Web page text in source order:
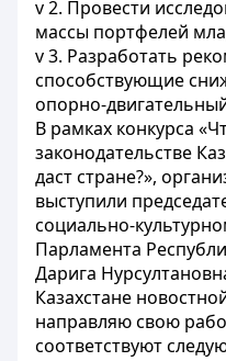
v 2. Провести
массы портфелей
v 3. Разработать
способствующие
опорно-
В рамках конкурса
законодательстве
даст стране?»,
выступили
социально-
Парламента
Дарига
Казахстане
направляю свою
соответствуют